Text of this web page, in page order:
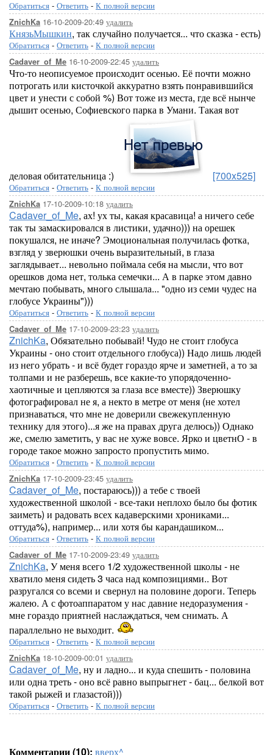
Обратиться - Ответить - К полной версии
ZnichKa 16-10-2009-20:49 удалить
КнязьМышкин, так случайно получается... что сказка - есть)
Обратиться - Ответить - К полной версии
Cadaver_of_Me 16-10-2009-22:45 удалить
Что-то неописуемое происходит осенью. Её почти можно
потрогать или кисточкой аккуратно взять понравившийся
цвет и унести с собой %) Вот тоже из места, где всё нынче
дышит осенью, Софиевского парка в Умани. Такая вот
деловая обитательница :) [700x525]
Обратиться - Ответить - К полной версии
ZnichKa 17-10-2009-10:18 удалить
Cadaver_of_Me, ах! ух ты, какая красавица! а ничего себе
так ты замаскировался в листики, удачно))) на орешек
покушался, не иначе? Эмоциональная получилась фотка,
взгляд у зверюшки очень выразительный, в глаза
заглядывает... невольно поймала себя на мысли, что вот
орешков дома нет, толька семечки... А в парке этом давно
мечтаю побывать, много слышала... "одно из семи чудес на
глобусе Украины")))
Обратиться - Ответить - К полной версии
Cadaver_of_Me 17-10-2009-23:23 удалить
ZnichKa, Обязательно побывай! Чудо не стоит глобуса
Украины - оно стоит отдельного глобуса)) Надо лишь людей
из него убрать - и всё будет гораздо ярче и заметней, а то за
толпами и не разберешь, все какие-то упорядоченно-
хаотичные и цепляются за глаза все вместе)) Зверюшку
фотографировал не я, а некто в метре от меня (не хотел
признаваться, что мне не доверили свежекупленную
технику для этого)...я же на правах друга делюсь)) Однако
же, смелю заметить, у вас не хуже вовсе. Ярко и цветнО - в
городе такое можно запросто пропустить мимо.
Обратиться - Ответить - К полной версии
ZnichKa 17-10-2009-23:45 удалить
Cadaver_of_Me, постараюсь))) а тебе с твоей
художественной школой - все-таки неплохо было бы фотик
заиметь) и радовать всех кадаверскими хрониками...
оттуда%), например... или хотя бы карандашиком...
Обратиться - Ответить - К полной версии
Cadaver_of_Me 17-10-2009-23:49 удалить
ZnichKa, У меня всего 1/2 художественной школы - не
хватило меня сидеть 3 часа над композициями.. Вот
разругался со всеми и свернул на половине дороги. Теперь
жалею. А с фотоаппаратом у нас давние недоразумения -
мне гораздо приятней наслаждаться, чем снимать. А
параллельно не выходит.
Обратиться - Ответить - К полной версии
ZnichKa 18-10-2009-00:01 удалить
Cadaver_of_Me, ну и ладно... и куда спешить - половина
или одна треть - оно всё равно выпрыгнет - бац... белкой вот
такой рыжей и глазастой)))
Обратиться - Ответить - К полной версии
Комментарии (10): вверх^